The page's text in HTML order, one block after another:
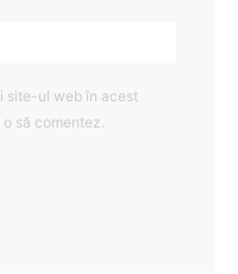
site-ul web în acest
să comentez.